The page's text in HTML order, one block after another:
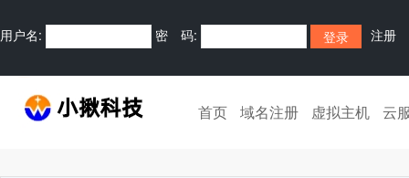
用户名: 密 码: 注册
首页 域名注册 虚拟主机 云